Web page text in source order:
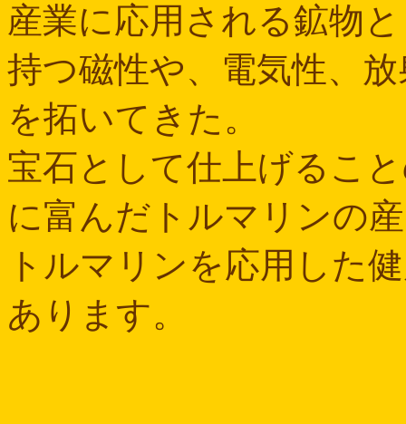
産業に応用される鉱物
持つ磁性や、電気性、
を拓いてきた。
宝石として仕上げるこ
に富んだトルマリンの
トルマリンを応用した
あります。